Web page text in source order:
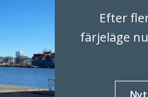
Efter
färjeläge